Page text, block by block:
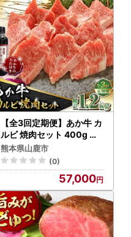
【全3回定期便】あか牛 カ
ルビ 焼肉セット 400g 【
有限会社 三協畜産】 国産
赤身 赤牛 [ZEB051]
熊本県山鹿市
(0)
57,000